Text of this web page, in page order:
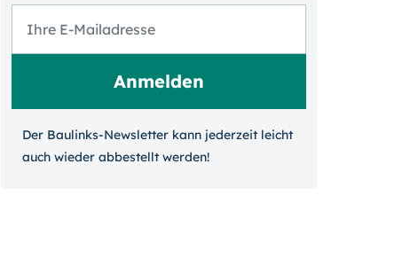
Der Baulinks-Newsletter kann jeder­zeit leicht
auch wieder ab­bestellt werden!